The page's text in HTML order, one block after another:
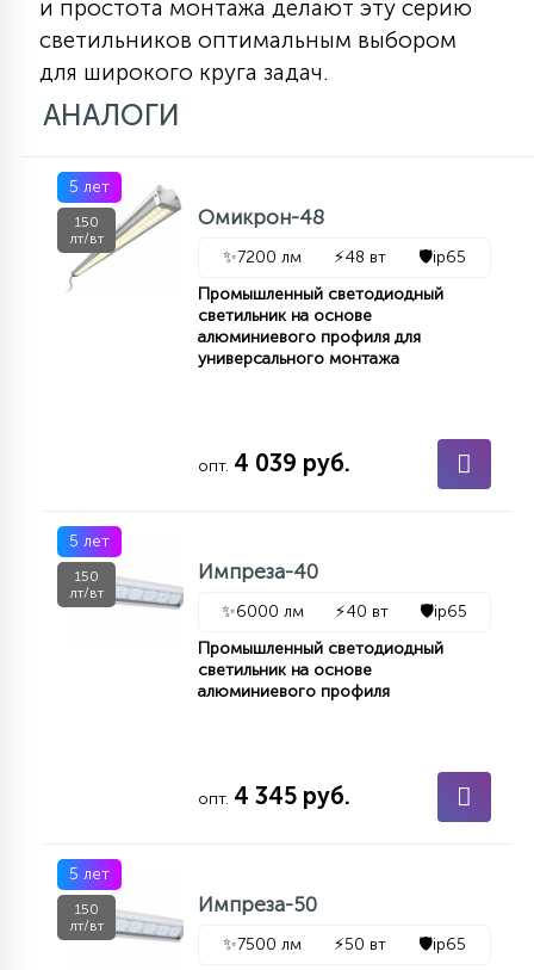
и простота монтажа делают эту серию
светильников оптимальным выбором
для широкого круга задач.
АНАЛОГИ
5 лет
150
лт/вт
Омикрон-48
✨7200 лм ⚡48 вт 🛡️ip65
Промышленный светодиодный
светильник на основе
алюминиевого профиля для
универсального монтажа
опт. 4 039 руб.
5 лет
150
лт/вт
Импреза-40
✨6000 лм ⚡40 вт 🛡️ip65
Промышленный светодиодный
светильник на основе
алюминиевого профиля
опт. 4 345 руб.
5 лет
150
лт/вт
Импреза-50
✨7500 лм ⚡50 вт 🛡️ip65